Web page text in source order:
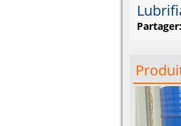
Partager: